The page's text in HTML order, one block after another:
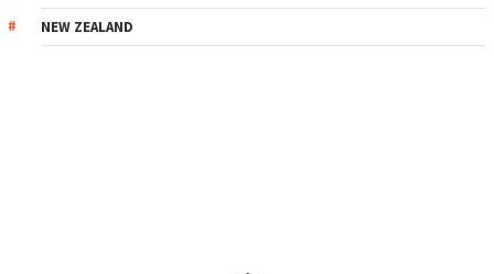
NEW ZEALAND